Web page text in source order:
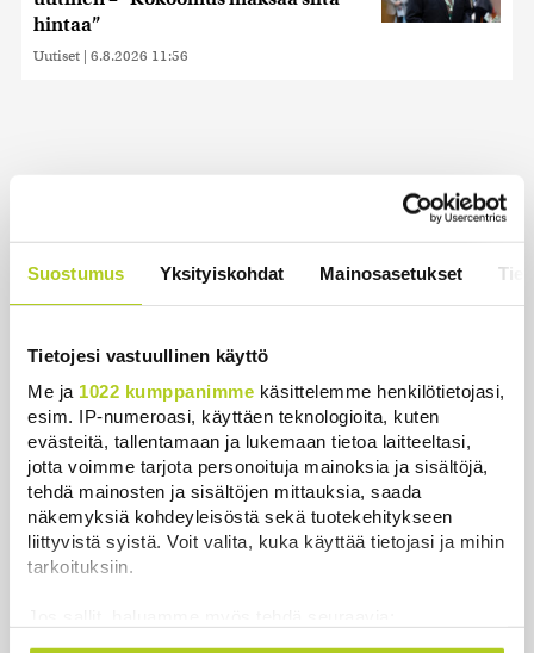
Suostumus Yksityiskohdat Mainosasetukset
Tietojesi vastuullinen käyttö
Me ja 1022 kumppanimme käsittelemme henkilötietojasi,
esim. IP-numeroasi, käyttäen teknologioita, kuten
evästeitä, tallentamaan ja lukemaan tietoa laitteeltasi,
jotta voimme tarjota personoituja mainoksia ja sisältöjä,
tehdä mainosten ja sisältöjen mittauksia, saada
näkemyksiä kohdeyleisöstä sekä tuotekehitykseen
liittyvistä syistä. Voit valita, kuka käyttää tietojasi ja mihin
tarkoituksiin.
Kerätä tietoja maantieteellisestä sijainnistasi,
hintaa”
Uutiset | 6.8.2026 11:56
HS: Kaikkonen puoluejohtajien ykkönen
Uutiset | 8.8.2026 13:09
auringonpimennyksen edellä
Uutiset | 8.8.2026 11:31
Suomessa näkyy keskiviikkona osittainen
auringonpimennys
Uutiset | 8.8.2026 11:30
Ensi viikolla Suomesta pääsee junalla